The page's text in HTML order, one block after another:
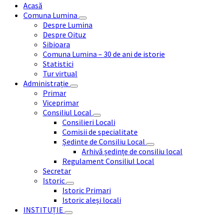
Acasă
Comuna Lumina
Despre Lumina
Despre Oituz
Sibioara
Comuna Lumina – 30 de ani de istorie
Statistici
Tur virtual
Administrație
Primar
Viceprimar
Consiliul Local
Consilieri Locali
Comisii de specialitate
Ședinte de Consiliu Local
Arhivă ședințe de consiliu local
Regulament Consiliul Local
Secretar
Istoric
Istoric Primari
Istoric aleși locali
INSTITUȚIE